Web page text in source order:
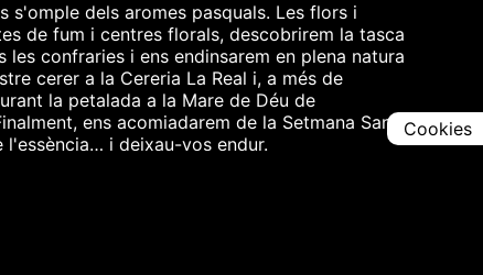
s'omple dels aromes pasquals. Les flors i
de fum i centres florals, descobrirem la tasca
confraries i ens endinsarem en plena natura
cerer a la Cereria La Real i, a més de
la petalada a la Mare de Déu de
ens acomiadarem de la Setmana Santa
i deixau-vos endur.
Cookies